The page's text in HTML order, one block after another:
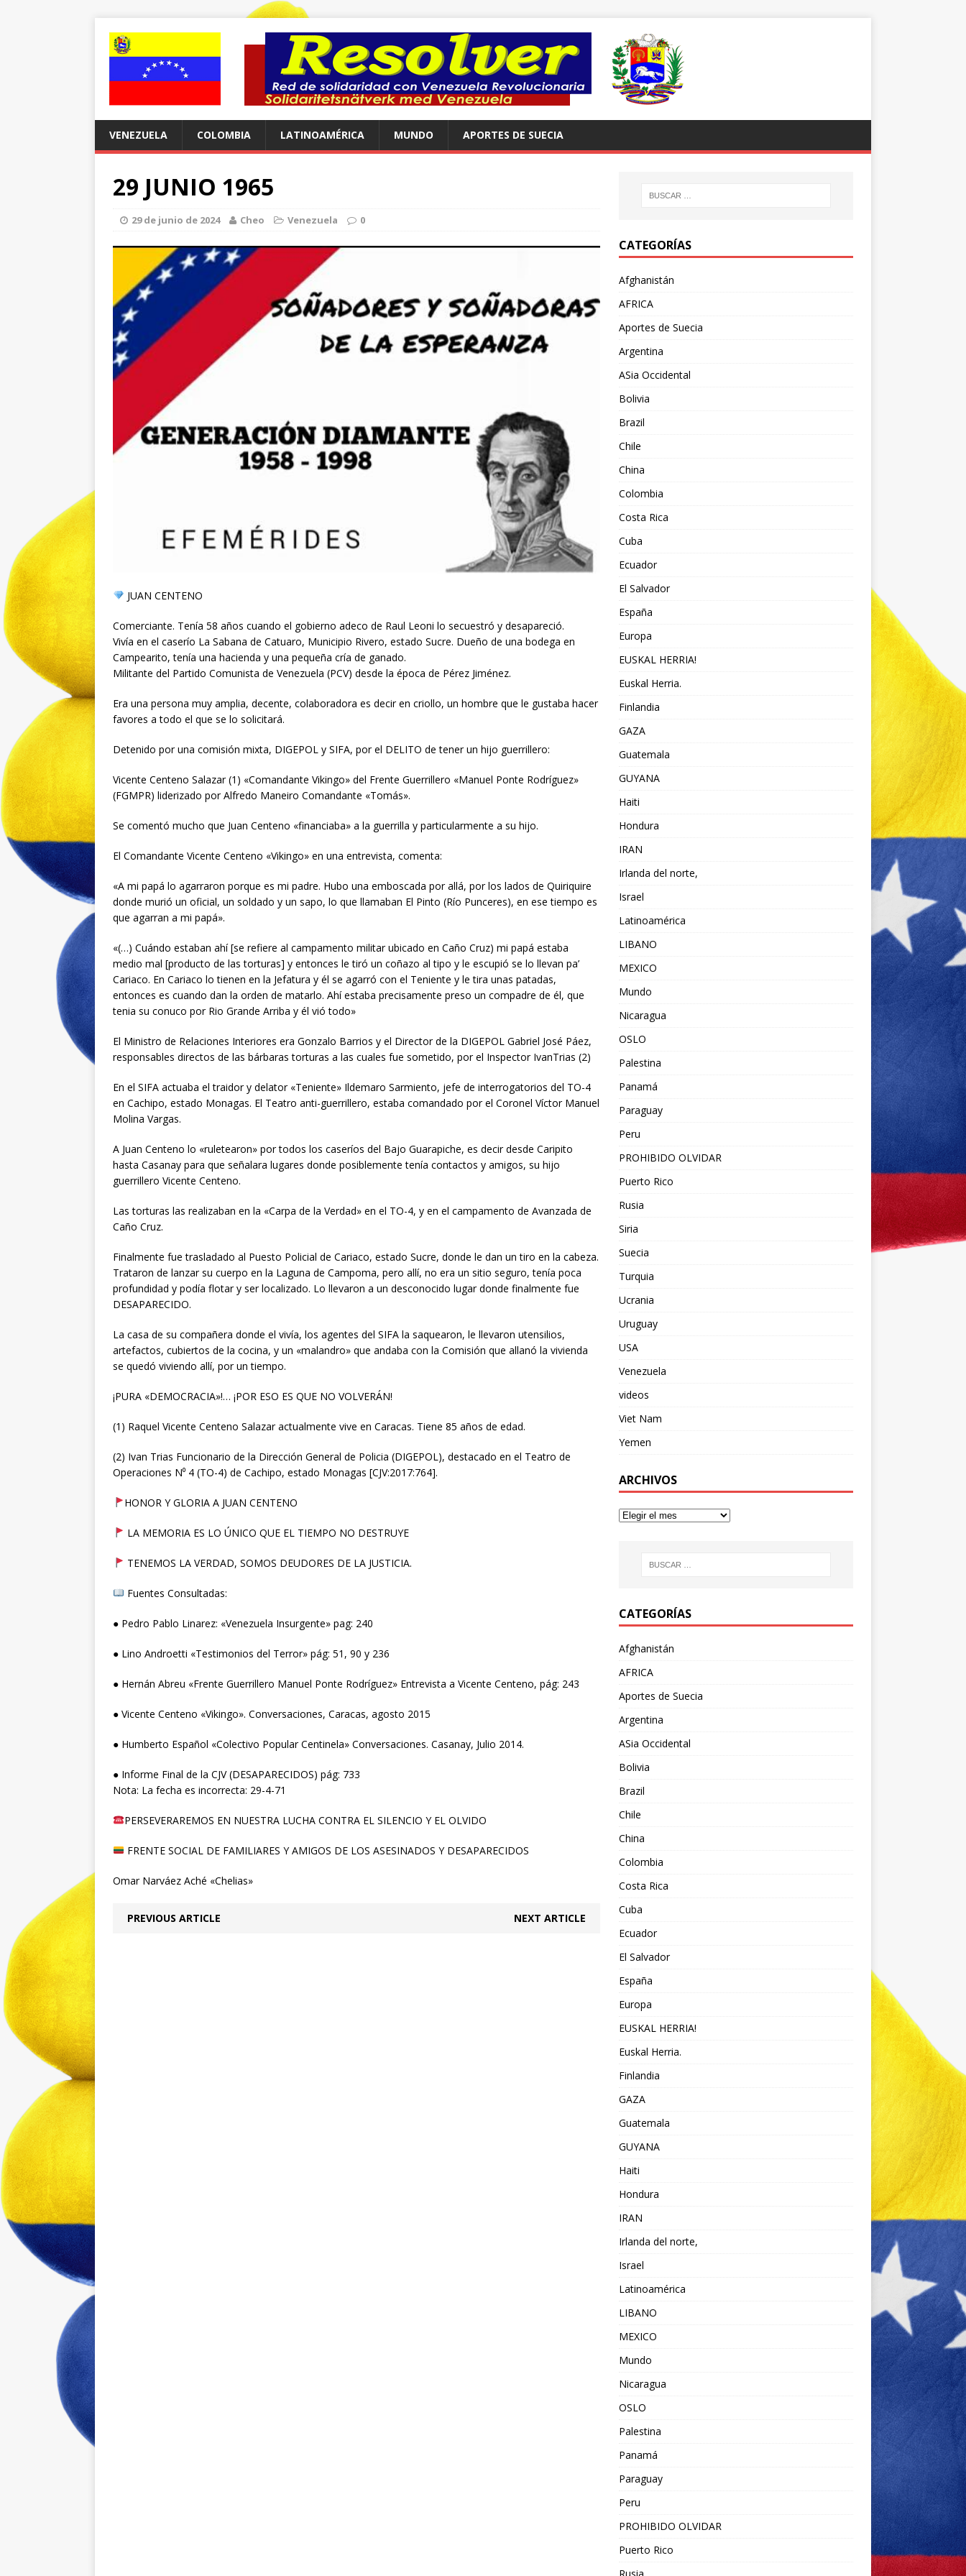
VENEZUELA COLOMBIA LATINOAMÉRICA MUNDO APORTES DE SUECIA
29 JUNIO 1965
29 de junio de 2024 Cheo Venezuela 0
JUAN CENTENO
Comerciante. Tenía 58 años cuando el gobierno adeco de Raul Leoni lo secuestró y desapareció.
Vivía en el caserío La Sabana de Catuaro, Municipio Rivero, estado Sucre. Dueño de una bodega en
Campearito, tenía una hacienda y una pequeña cría de ganado.
Militante del Partido Comunista de Venezuela (PCV) desde la época de Pérez Jiménez.
Era una persona muy amplia, decente, colaboradora es decir en criollo, un hombre que le gustaba hacer
favores a todo el que se lo solicitará.
Detenido por una comisión mixta, DIGEPOL y SIFA, por el DELITO de tener un hijo guerrillero:
Vicente Centeno Salazar (1) «Comandante Vikingo» del Frente Guerrillero «Manuel Ponte Rodríguez»
(FGMPR) liderizado por Alfredo Maneiro Comandante «Tomás».
Se comentó mucho que Juan Centeno «financiaba» a la guerrilla y particularmente a su hijo.
El Comandante Vicente Centeno «Vikingo» en una entrevista, comenta:
«A mi papá lo agarraron porque es mi padre. Hubo una emboscada por allá, por los lados de Quiriquire
donde murió un oficial, un soldado y un sapo, lo que llamaban El Pinto (Río Punceres), en ese tiempo es
que agarran a mi papá».
«(…) Cuándo estaban ahí [se refiere al campamento militar ubicado en Caño Cruz) mi papá estaba
medio mal [producto de las torturas] y entonces le tiró un coñazo al tipo y le escupió se lo llevan pa’
Cariaco. En Cariaco lo tienen en la Jefatura y él se agarró con el Teniente y le tira unas patadas,
entonces es cuando dan la orden de matarlo. Ahí estaba precisamente preso un compadre de él, que
tenia su conuco por Rio Grande Arriba y él vió todo»
El Ministro de Relaciones Interiores era Gonzalo Barrios y el Director de la DIGEPOL Gabriel José Páez,
responsables directos de las bárbaras torturas a las cuales fue sometido, por el Inspector IvanTrias (2)
En el SIFA actuaba el traidor y delator «Teniente» Ildemaro Sarmiento, jefe de interrogatorios del TO-4
en Cachipo, estado Monagas. El Teatro anti-guerrillero, estaba comandado por el Coronel Víctor Manuel
Molina Vargas.
A Juan Centeno lo «ruletearon» por todos los caseríos del Bajo Guarapiche, es decir desde Caripito
hasta Casanay para que señalara lugares donde posiblemente tenía contactos y amigos, su hijo
guerrillero Vicente Centeno.
Las torturas las realizaban en la «Carpa de la Verdad» en el TO-4, y en el campamento de Avanzada de
Caño Cruz.
Finalmente fue trasladado al Puesto Policial de Cariaco, estado Sucre, donde le dan un tiro en la cabeza.
Trataron de lanzar su cuerpo en la Laguna de Campoma, pero allí, no era un sitio seguro, tenía poca
profundidad y podía flotar y ser localizado. Lo llevaron a un desconocido lugar donde finalmente fue
DESAPARECIDO.
La casa de su compañera donde el vivía, los agentes del SIFA la saquearon, le llevaron utensilios,
artefactos, cubiertos de la cocina, y un «malandro» que andaba con la Comisión que allanó la vivienda
se quedó viviendo allí, por un tiempo.
¡PURA «DEMOCRACIA»!… ¡POR ESO ES QUE NO VOLVERÁN!
(1) Raquel Vicente Centeno Salazar actualmente vive en Caracas. Tiene 85 años de edad.
(2) Ivan Trias Funcionario de la Dirección General de Policia (DIGEPOL), destacado en el Teatro de
Operaciones N⁰ 4 (TO-4) de Cachipo, estado Monagas [CJV:2017:764].
HONOR Y GLORIA A JUAN CENTENO
LA MEMORIA ES LO ÚNICO QUE EL TIEMPO NO DESTRUYE
TENEMOS LA VERDAD, SOMOS DEUDORES DE LA JUSTICIA.
Fuentes Consultadas:
● Pedro Pablo Linarez: «Venezuela Insurgente» pag: 240
● Lino Androetti «Testimonios del Terror» pág: 51, 90 y 236
● Hernán Abreu «Frente Guerrillero Manuel Ponte Rodríguez» Entrevista a Vicente Centeno, pág: 243
● Vicente Centeno «Vikingo». Conversaciones, Caracas, agosto 2015
● Humberto Español «Colectivo Popular Centinela» Conversaciones. Casanay, Julio 2014.
● Informe Final de la CJV (DESAPARECIDOS) pág: 733
Nota: La fecha es incorrecta: 29-4-71
PERSEVERAREMOS EN NUESTRA LUCHA CONTRA EL SILENCIO Y EL OLVIDO
FRENTE SOCIAL DE FAMILIARES Y AMIGOS DE LOS ASESINADOS Y DESAPARECIDOS
Omar Narváez Aché «Chelias»
PREVIOUS ARTICLE NEXT ARTICLE
CATEGORÍAS
Afghanistán
AFRICA
Aportes de Suecia
Argentina
ASia Occidental
Bolivia
Brazil
Chile
China
Colombia
Costa Rica
Cuba
Ecuador
El Salvador
España
Europa
EUSKAL HERRIA!
Euskal Herria.
Finlandia
GAZA
Guatemala
GUYANA
Haiti
Hondura
IRAN
Irlanda del norte,
Israel
Latinoamérica
LIBANO
MEXICO
Mundo
Nicaragua
OSLO
Palestina
Panamá
Paraguay
Peru
PROHIBIDO OLVIDAR
Puerto Rico
Rusia
Siria
Suecia
Turquia
Ucrania
Uruguay
USA
Venezuela
videos
Viet Nam
Yemen
ARCHIVOS
CATEGORÍAS
Afghanistán
AFRICA
Aportes de Suecia
Argentina
ASia Occidental
Bolivia
Brazil
Chile
China
Colombia
Costa Rica
Cuba
Ecuador
El Salvador
España
Europa
EUSKAL HERRIA!
Euskal Herria.
Finlandia
GAZA
Guatemala
GUYANA
Haiti
Hondura
IRAN
Irlanda del norte,
Israel
Latinoamérica
LIBANO
MEXICO
Mundo
Nicaragua
OSLO
Palestina
Panamá
Paraguay
Peru
PROHIBIDO OLVIDAR
Puerto Rico